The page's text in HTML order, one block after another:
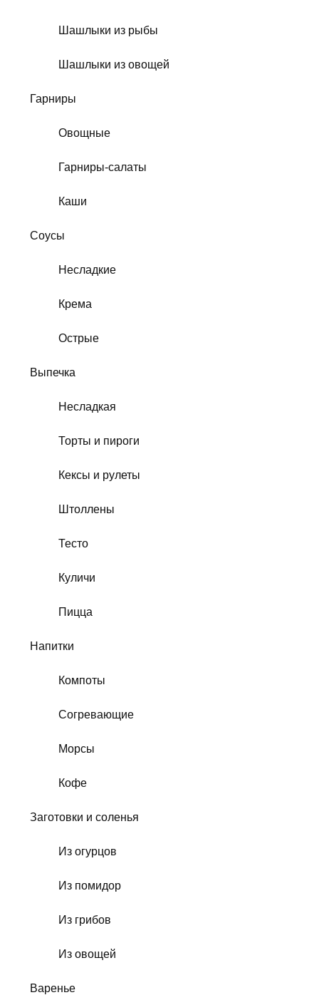
Шашлыки из рыбы
Шашлыки из овощей
Гарниры
Овощные
Гарниры-салаты
Каши
Соусы
Несладкие
Крема
Острые
Выпечка
Несладкая
Торты и пироги
Кексы и рулеты
Штоллены
Тесто
Куличи
Пицца
Напитки
Компоты
Согревающие
Морсы
Кофе
Заготовки и соленья
Из огурцов
Из помидор
Из грибов
Из овощей
Варенье